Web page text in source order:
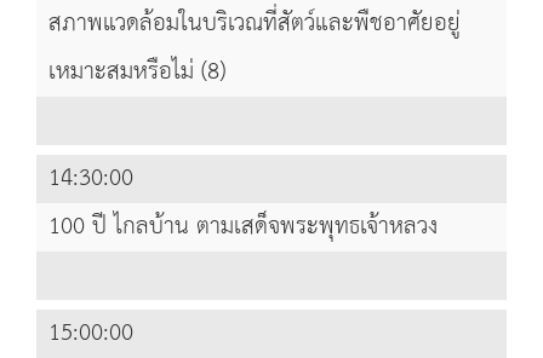
สภาพแวดล้อมในบริเวณที่สัตว์และพืชอาศัยอยู่
เหมาะสมหรือไม่ (8)
14:30:00
100 ปี ไกลบ้าน ตามเสด็จพระพุทธเจ้าหลวง
15:00:00